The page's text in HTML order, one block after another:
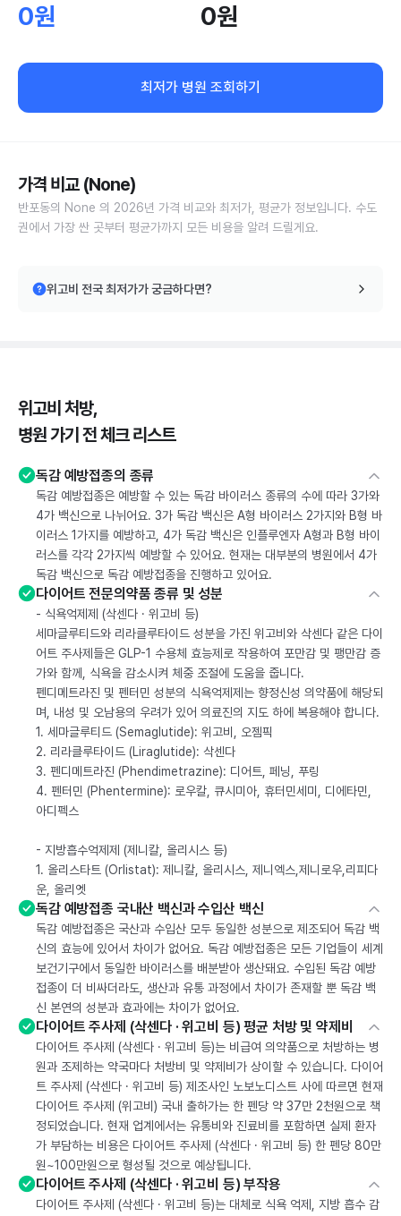
0원 0원
최저가 병원 조회하기
가격 비교 (None)
반포동의 None 의 2026년 가격 비교와 최저가, 평균가 정보입니다. 수도
권에서 가장 싼 곳부터 평균가까지 모든 비용을 알려 드릴게요.
위고비 전국 최저가가 궁금하다면?
위고비 처방,
병원 가기 전 체크 리스트
독감 예방접종의 종류
독감 예방접종은 예방할 수 있는 독감 바이러스 종류의 수에 따라 3가와
4가 백신으로 나뉘어요. 3가 독감 백신은 A형 바이러스 2가지와 B형 바
이러스 1가지를 예방하고, 4가 독감 백신은 인플루엔자 A형과 B형 바이
러스를 각각 2가지씩 예방할 수 있어요. 현재는 대부분의 병원에서 4가
독감 백신으로 독감 예방접종을 진행하고 있어요.
다이어트 전문의약품 종류 및 성분
- 식욕억제제 (삭센다 · 위고비 등)
세마글루티드와 리라클루타이드 성분을 가진 위고비와 삭센다 같은 다이
어트 주사제들은 GLP-1 수용체 효능제로 작용하여 포만감 및 팽만감 증
가와 함께, 식욕을 감소시켜 체중 조절에 도움을 줍니다.
펜디메트라진 및 펜터민 성분의 식욕억제제는 향정신성 의약품에 해당되
며, 내성 및 오남용의 우려가 있어 의료진의 지도 하에 복용해야 합니다.
1. 세마글루티드 (Semaglutide): 위고비, 오젬픽
2. 리라클루타이드 (Liraglutide): 삭센다
3. 펜디메트라진 (Phendimetrazine): 디어트, 페닝, 푸링
4. 펜터민 (Phentermine): 로우칼, 큐시미아, 휴터민세미, 디에타민,
아디펙스
- 지방흡수억제제 (제니칼, 올리시스 등)
1. 올리스타트 (Orlistat): 제니칼, 올리시스, 제니엑스,제니로우,리피다
운, 올리엣
독감 예방접종 국내산 백신과 수입산 백신
독감 예방접종은 국산과 수입산 모두 동일한 성분으로 제조되어 독감 백
신의 효능에 있어서 차이가 없어요. 독감 예방접종은 모든 기업들이 세계
보건기구에서 동일한 바이러스를 배분받아 생산돼요. 수입된 독감 예방
접종이 더 비싸더라도, 생산과 유통 과정에서 차이가 존재할 뿐 독감 백
신 본연의 성분과 효과에는 차이가 없어요.
다이어트 주사제 (삭센다 · 위고비 등) 평균 처방 및 약제비
다이어트 주사제 (삭센다 · 위고비 등)는 비급여 의약품으로 처방하는 병
원과 조제하는 약국마다 처방비 및 약제비가 상이할 수 있습니다. 다이어
트 주사제 (삭센다 · 위고비 등) 제조사인 노보노디스트 사에 따르면 현재
다이어트 주사제 (위고비) 국내 출하가는 한 펜당 약 37만 2천원으로 책
정되었습니다. 현재 업계에서는 유통비와 진료비를 포함하면 실제 환자
가 부담하는 비용은 다이어트 주사제 (삭센다 · 위고비 등) 한 펜당 80만
원~100만원으로 형성될 것으로 예상됩니다.
다이어트 주사제 (삭센다 · 위고비 등) 부작용
다이어트 주사제 (삭센다 · 위고비 등)는 대체로 식욕 억제, 지방 흡수 감